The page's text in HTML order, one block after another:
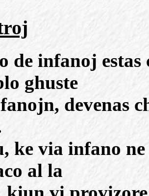
de infanoj
ghuste
devenas
ke via infano
al la